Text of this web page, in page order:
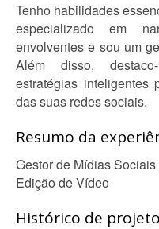
Tenho habilidades
especializado em
envolventes e sou um
Além disso,
estratégias inteligentes
das suas redes sociais.
Resumo da
Gestor de Mídias Sociais
Edição de Vídeo
Histórico de